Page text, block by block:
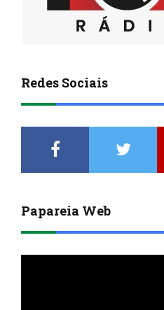
Redes Sociais
Papareia Web